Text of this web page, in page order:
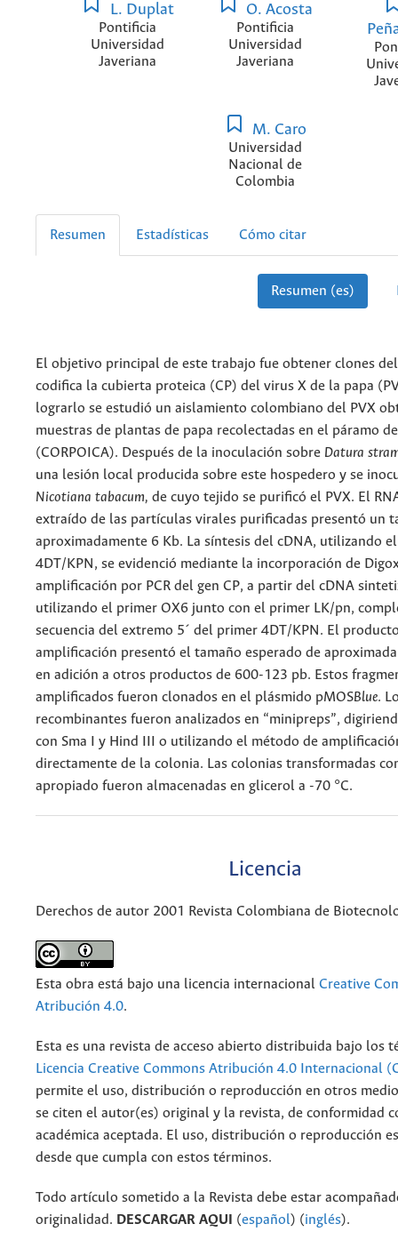
L. Duplat
Pontificia
Universidad
Javeriana
O. Acosta
Pontificia
Universidad
Javeriana
M. Caro
Universidad
Nacional de
Colombia
Resumen Estadísticas Cómo citar
Resumen (es)
El objetivo principal de este trabajo fue obtener clones
codifica la cubierta proteica (CP) del virus X de la papa
lograrlo se estudió un aislamiento colombiano del PVX
muestras de plantas de papa recolectadas en el páramo
(CORPOICA). Después de la inoculación sobre Datura
una lesión local producida sobre este hospedero y se
Nicotiana tabacum, de cuyo tejido se purificó el PVX. El
extraído de las partículas virales purificadas presentó un
aproximadamente 6 Kb. La síntesis del cDNA, utilizando
4DT/KPN, se evidenció mediante la incorporación de
amplificación por PCR del gen CP, a partir del cDNA
utilizando el primer OX6 junto con el primer LK/pn,
secuencia del extremo 5´ del primer 4DT/KPN. El
amplificación presentó el tamaño esperado de
en adición a otros productos de 600-123 pb. Estos
amplificados fueron clonados en el plásmido pMOSBlue.
recombinantes fueron analizados en “minipreps”,
con Sma I y Hind III o utilizando el método de
directamente de la colonia. Las colonias transformadas
apropiado fueron almacenadas en glicerol a -70 °C.
Licencia
Derechos de autor 2001 Revista Colombiana de
Esta obra está bajo una licencia internacional Creative
Atribución 4.0.
Esta es una revista de acceso abierto distribuida bajo los
Licencia Creative Commons Atribución 4.0 Internacional
permite el uso, distribución o reproducción en otros
se citen el autor(es) original y la revista, de conformidad
académica aceptada. El uso, distribución o reproducción
desde que cumpla con estos términos.
Todo artículo sometido a la Revista debe estar
originalidad. DESCARGAR AQUI (español) (inglés).